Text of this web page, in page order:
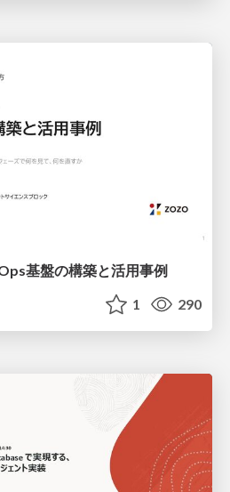
基盤の構築と活用事例
1 290